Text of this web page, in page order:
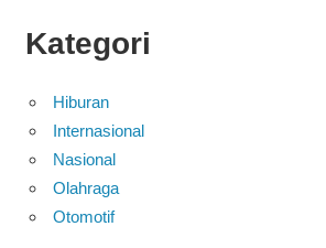
Kategori
Hiburan
Internasional
Nasional
Olahraga
Otomotif